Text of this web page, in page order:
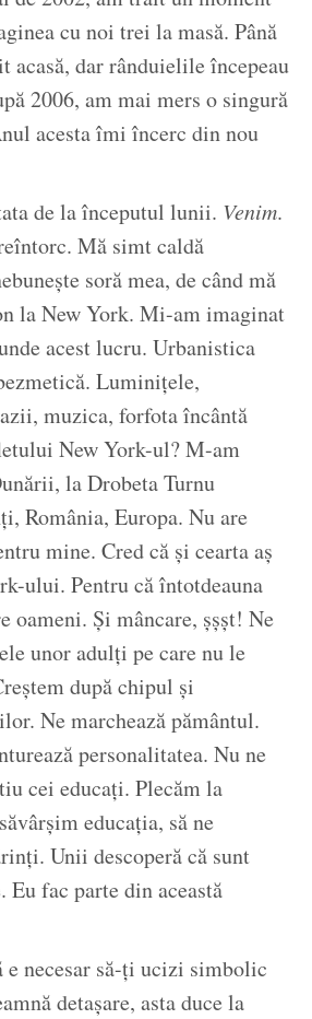
cu noi trei la masă. Până
acasă, dar rânduielile începeau
2006, am mai mers o singură
acesta îmi încerc din nou
de la începutul lunii. Venim.
Mă simt caldă
soră mea, de când mă
la New York. Mi-am imaginat
acest lucru. Urbanistica
Luminițele,
muzica, forfota încântă
New York-ul? M-am
la Drobeta Turnu
România, Europa. Nu are
mine. Cred că și cearta aș
ului. Pentru că întotdeauna
oameni. Și mâncare, șșșt! Ne
unor adulți pe care nu le
după chipul și
Ne marchează pământul.
personalitatea. Nu ne
cei educați. Plecăm la
educația, să ne
Unii descoperă că sunt
fac parte din această
necesar să-ți ucizi simbolic
detașare, asta duce la